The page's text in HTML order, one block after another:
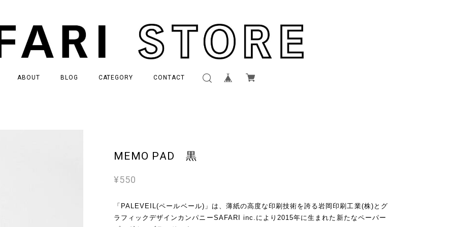
ABOUT BLOG CATEGORY CONTACT
MEMO PAD 黒
¥550
「PALEVEIL(ペールベール)」は、薄紙の高度な印刷技術を誇る岩岡印刷工業(株)とグ
ラフィックデザインカンパニーSAFARI inc.により2015年に生まれた新たなペーパー